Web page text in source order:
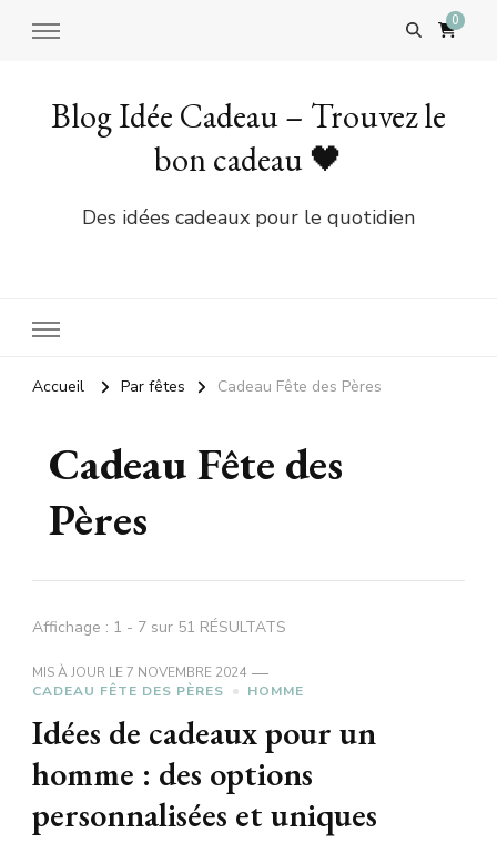
0
Blog Idée Cadeau – Trouvez le
bon cadeau 🖤
Des idées cadeaux pour le quotidien
Accueil Par fêtes Cadeau Fête des Pères
Cadeau Fête des
Pères
Affichage : 1 - 7 sur 51 RÉSULTATS
MIS À JOUR LE7 NOVEMBRE 2024
CADEAU FÊTE DES PÈRES
HOMME
Idées de cadeaux pour un
homme : des options
personnalisées et uniques